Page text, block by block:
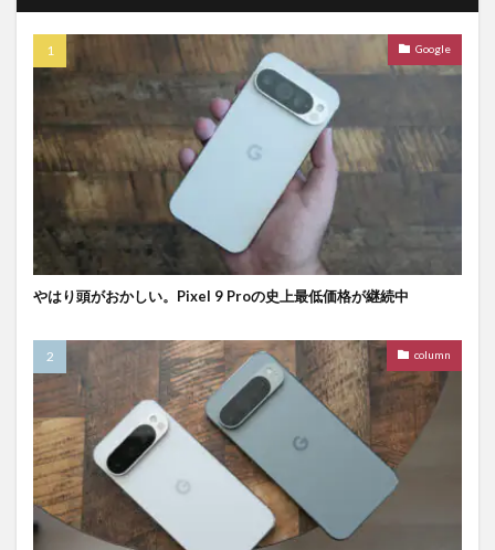
Google
やはり頭がおかしい。Pixel 9 Proの史上最低価格が継続中
column